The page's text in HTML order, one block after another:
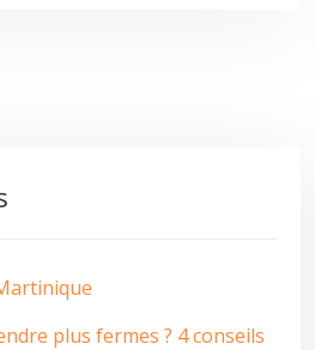
plus fermes ? 4 conseils